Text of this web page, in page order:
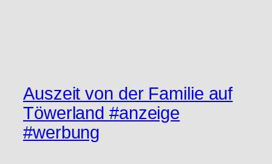
Auszeit von der Familie auf
Töwerland #anzeige
#werbung